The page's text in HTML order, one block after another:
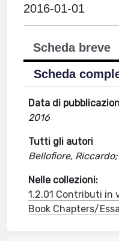
2016-01-01
Scheda breve
Scheda
Data di
2016
Tutti gli autori
Bellofiore, Riccardo;
Nelle collezioni:
1.2.01 Contributi in
Book Chapters/